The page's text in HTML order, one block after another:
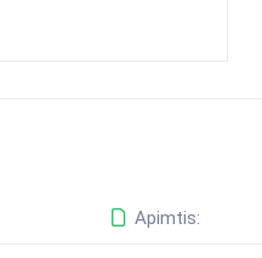
Apimtis: